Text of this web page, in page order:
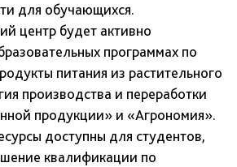
для обучающихся.
центр будет активно
программах по
питания из растительного
производства и переработки
продукции» и «Агрономия».
доступны для студентов,
квалификации по